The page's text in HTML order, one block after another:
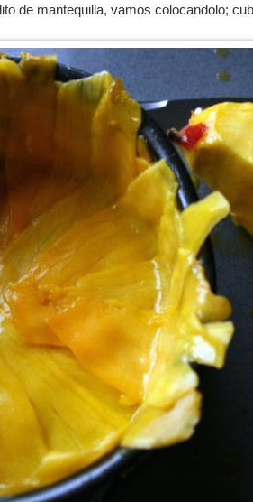
de mantequilla, vamos colocandolo;